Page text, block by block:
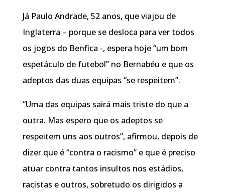
Já Paulo Andrade, 52 anos, que viajou de
Inglaterra – porque se desloca para ver todos
os jogos do Benfica -, espera hoje “um bom
espetáculo de futebol” no Bernabéu e que os
adeptos das duas equipas “se respeitem”.
“Uma das equipas sairá mais triste do que a
outra. Mas espero que os adeptos se
respeitem uns aos outros”, afirmou, depois de
dizer que é “contra o racismo” e que é preciso
atuar contra tantos insultos nos estádios,
racistas e outros, sobretudo os dirigidos a